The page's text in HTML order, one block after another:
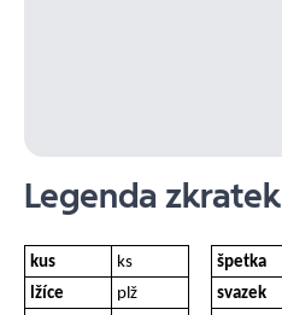
Legenda zkratek
kus ks špetka
lžíce
plž svazek